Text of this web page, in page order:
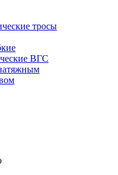
тросы
ВГС